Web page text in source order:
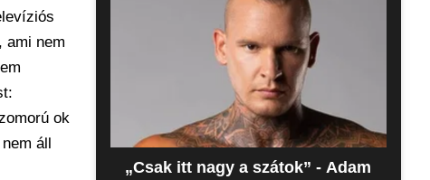
ami nem
ok
áll
„Csak itt nagy a szátok” - Adam